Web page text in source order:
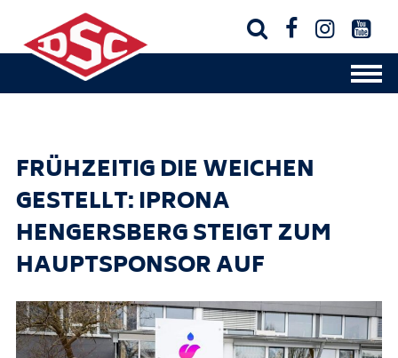
   
FRÜHZEITIG DIE WEICHEN
GESTELLT: IPRONA
HENGERSBERG STEIGT ZUM
HAUPTSPONSOR AUF